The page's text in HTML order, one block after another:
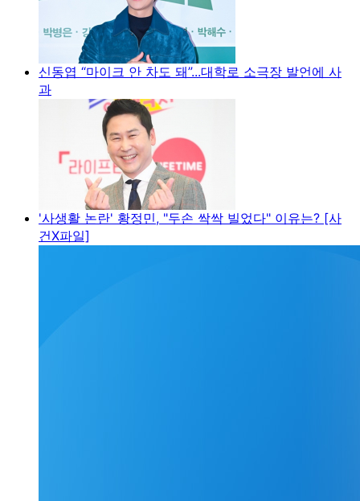
신동엽 “마이크 안 차도 돼”...대학로 소극장 발언에 사
과
'사생활 논란' 황정민, "두손 싹싹 빌었다" 이유는? [사
건X파일]